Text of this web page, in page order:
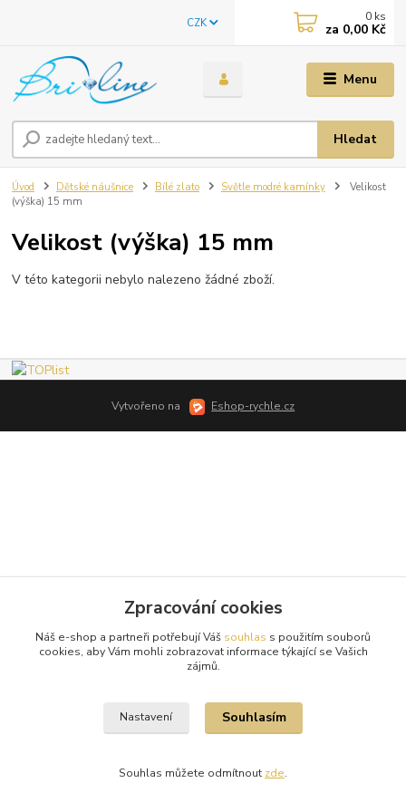
Menu
CZK
Hledat
0 ks
za 0,00 Kč
Úvod Dětské náušnice Bílé zlato Světle modré kamínky
Velikost
(výška) 15 mm
Velikost (výška) 15 mm
V této kategorii nebylo nalezeno žádné zboží.
Vytvořeno na Eshop-rychle.cz
Zpracování cookies
Náš e-shop a partneři potřebují Váš souhlas s použitím souborů
cookies, aby Vám mohli zobrazovat informace týkající se Vašich
zájmů.
Nastavení Souhlasím
Souhlas můžete odmítnout zde.